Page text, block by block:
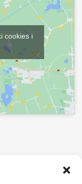
cookies i